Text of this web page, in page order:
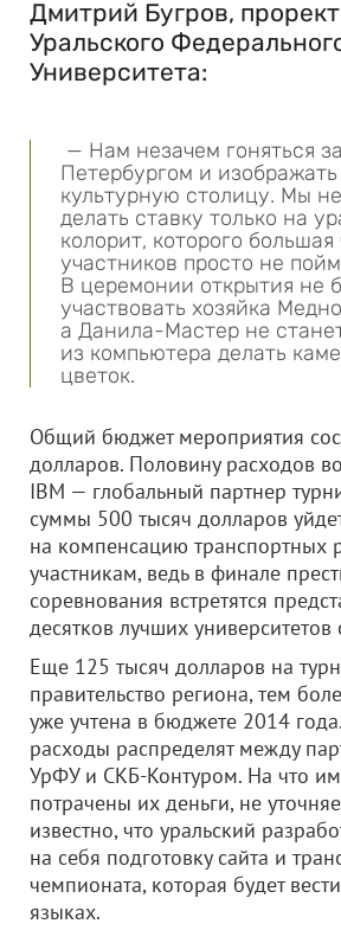
Дмитрий Бугров,
Уральского
Университета:
— Нам незачем гоняться
Петербургом и изображать
культурную столицу. Мы
делать ставку только на
колорит, которого большая
участников просто не
В церемонии открытия не
участвовать хозяйка
а Данила-Мастер не
из компьютера делать
цветок.
Общий бюджет мероприятия
долларов. Половину расходов
IBM — глобальный партнер
суммы 500 тысяч долларов
на компенсацию транспортных
участникам, ведь в финале
соревнования встретятся
десятков лучших университетов
Еще 125 тысяч долларов на
правительство региона, тем
уже учтена в бюджете 2014
расходы распределят между
УрФУ и СКБ-Контуром. На что
потрачены их деньги, не
известно, что уральский
на себя подготовку сайта и
чемпионата, которая будет
языках.